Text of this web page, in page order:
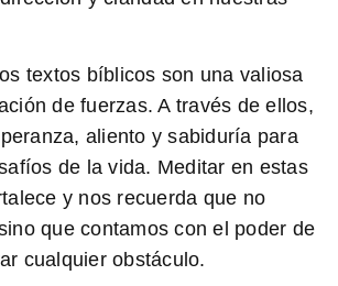
textos bíblicos son una valiosa
de fuerzas. A través de ellos,
aliento y sabiduría para
de la vida. Meditar en estas
y nos recuerda que no
que contamos con el poder de
cualquier obstáculo.